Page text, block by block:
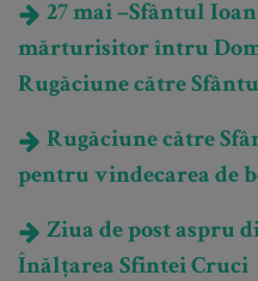
27 mai –Sfântul
mărturisitor întru
Rugăciune către
Rugăciune către
pentru vindecarea de
Ziua de post aspru
Înălțarea Sfintei Cruci